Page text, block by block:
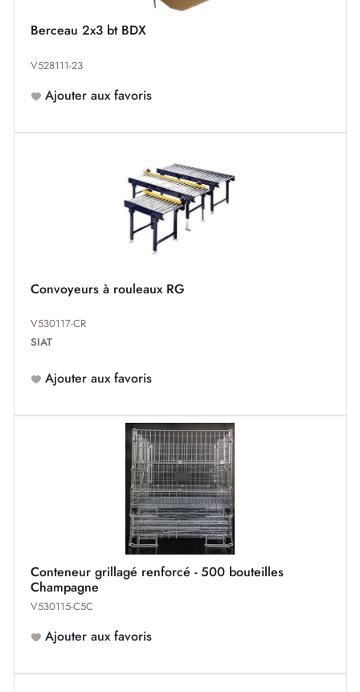
Berceau 2x3 bt BDX
V528111-23
Ajouter aux favoris
Convoyeurs à rouleaux RG
V530117-CR
SIAT
Ajouter aux favoris
Conteneur grillagé renforcé - 500 bouteilles
Champagne
V530115-C5C
Ajouter aux favoris